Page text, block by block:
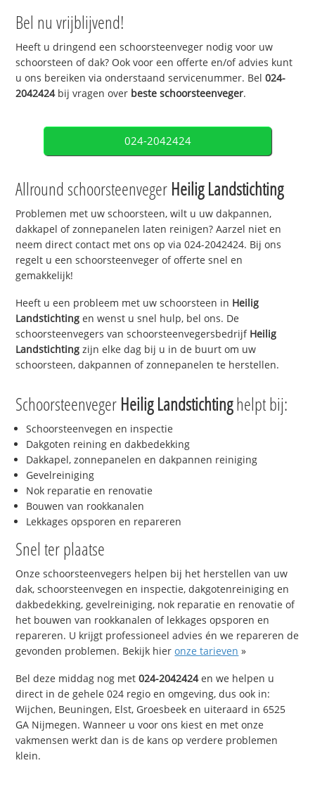
Bel nu vrijblijvend!
Heeft u dringend een schoorsteenveger nodig voor uw
schoorsteen of dak? Ook voor een offerte en/of advies kunt
u ons bereiken via onderstaand servicenummer. Bel024-
2042424bij vragen over beste schoorsteenveger.
024-2042424
Allround schoorsteenveger Heilig Landstichting
Problemen met uw schoorsteen, wilt u uw dakpannen,
dakkapel of zonnepanelen laten reinigen? Aarzel niet en
neem direct contact met ons op via 024-2042424. Bij ons
regelt u een schoorsteenveger of offerte snel en
gemakkelijk!
Heeft u een probleem met uw schoorsteen in Heilig
Landstichting en wenst u snel hulp, bel ons. De
schoorsteenvegers van schoorsteenvegersbedrijf Heilig
Landstichting zijn elke dag bij u in de buurt om uw
schoorsteen, dakpannen of zonnepanelen te herstellen.
Schoorsteenveger Heilig Landstichtinghelpt bij:
Schoorsteenvegen en inspectie
Dakgoten reining en dakbedekking
Dakkapel, zonnepanelen en dakpannen reiniging
Gevelreiniging
Nok reparatie en renovatie
Bouwen van rookkanalen
Lekkages opsporen en repareren
Snel ter plaatse
Onze schoorsteenvegers helpen bij het herstellen van uw
dak, schoorsteenvegen en inspectie, dakgotenreiniging en
dakbedekking, gevelreiniging, nok reparatie en renovatie of
het bouwen van rookkanalen of lekkages opsporen en
repareren. U krijgt professioneel advies én we repareren de
gevonden problemen. Bekijk hieronze tarieven »
Bel deze middag nog met024-2042424en we helpen u
direct in de gehele 024 regio en omgeving, dus ook in:
Wijchen, Beuningen, Elst, Groesbeek en uiteraard in 6525
GA Nijmegen. Wanneer u voor ons kiest en met onze
vakmensen werkt dan is de kans op verdere problemen
klein.